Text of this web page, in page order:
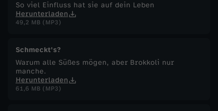
So viel Einfluss hat sie auf dein Leben
Herunterladen
49,2 MB (MP3)
Schmeckt's?
Warum alle Süßes mögen, aber Brokkoli nur
manche.
Herunterladen
61,6 MB (MP3)